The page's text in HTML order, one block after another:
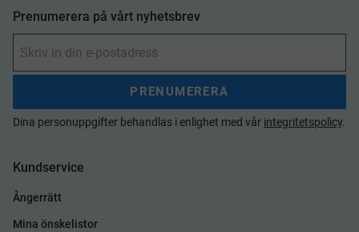
Prenumerera på vårt nyhetsbrev
PRENUMERERA
Dina personuppgifter behandlas i enlighet med vår integritetspolicy.
Kundservice
Ångerrätt
Mina önskelistor